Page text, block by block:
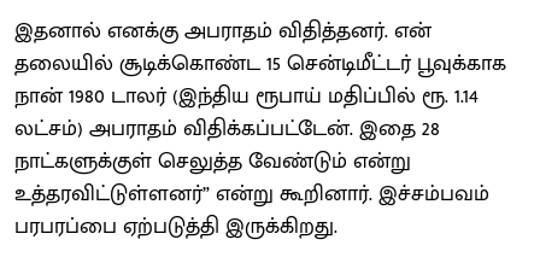
இதனால் எனக்கு அபராதம் விதித்தனர். என்
தலையில் சூடிக்கொண்ட 15 சென்டிமீட்டர் பூவுக்காக
நான் 1980 டாலர் (இந்திய ரூபாய் மதிப்பில் ரூ. 1.14
லட்சம்) அபராதம் விதிக்கப்பட்டேன். இதை 28
நாட்களுக்குள் செலுத்த வேண்டும் என்று
உத்தரவிட்டுள்ளனர்” என்று கூறினார். இச்சம்பவம்
பரபரப்பை ஏற்படுத்தி இருக்கிறது.